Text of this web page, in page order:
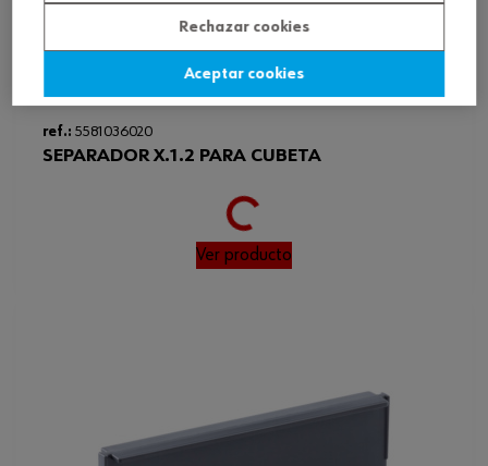
ref.: 5581036020
SEPARADOR X.1.2 PARA CUBETA
Loading...
Ver producto
Rechazar cookies
Aceptar cookies